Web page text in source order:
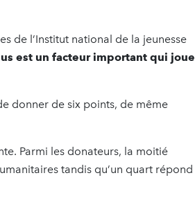
de l’Institut national de la jeunesse
est un facteur important qui joue
donner de six points, de même
Parmi les donateurs, la moitié
tandis qu’un quart répond